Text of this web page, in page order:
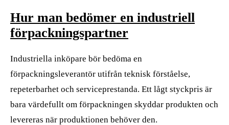
Hur man bedömer en industriell
förpackningspartner
Industriella inköpare bör bedöma en
förpackningsleverantör utifrån teknisk förståelse,
repeterbarhet och serviceprestanda. Ett lågt styckpris är
bara värdefullt om förpackningen skyddar produkten och
levereras när produktionen behöver den.